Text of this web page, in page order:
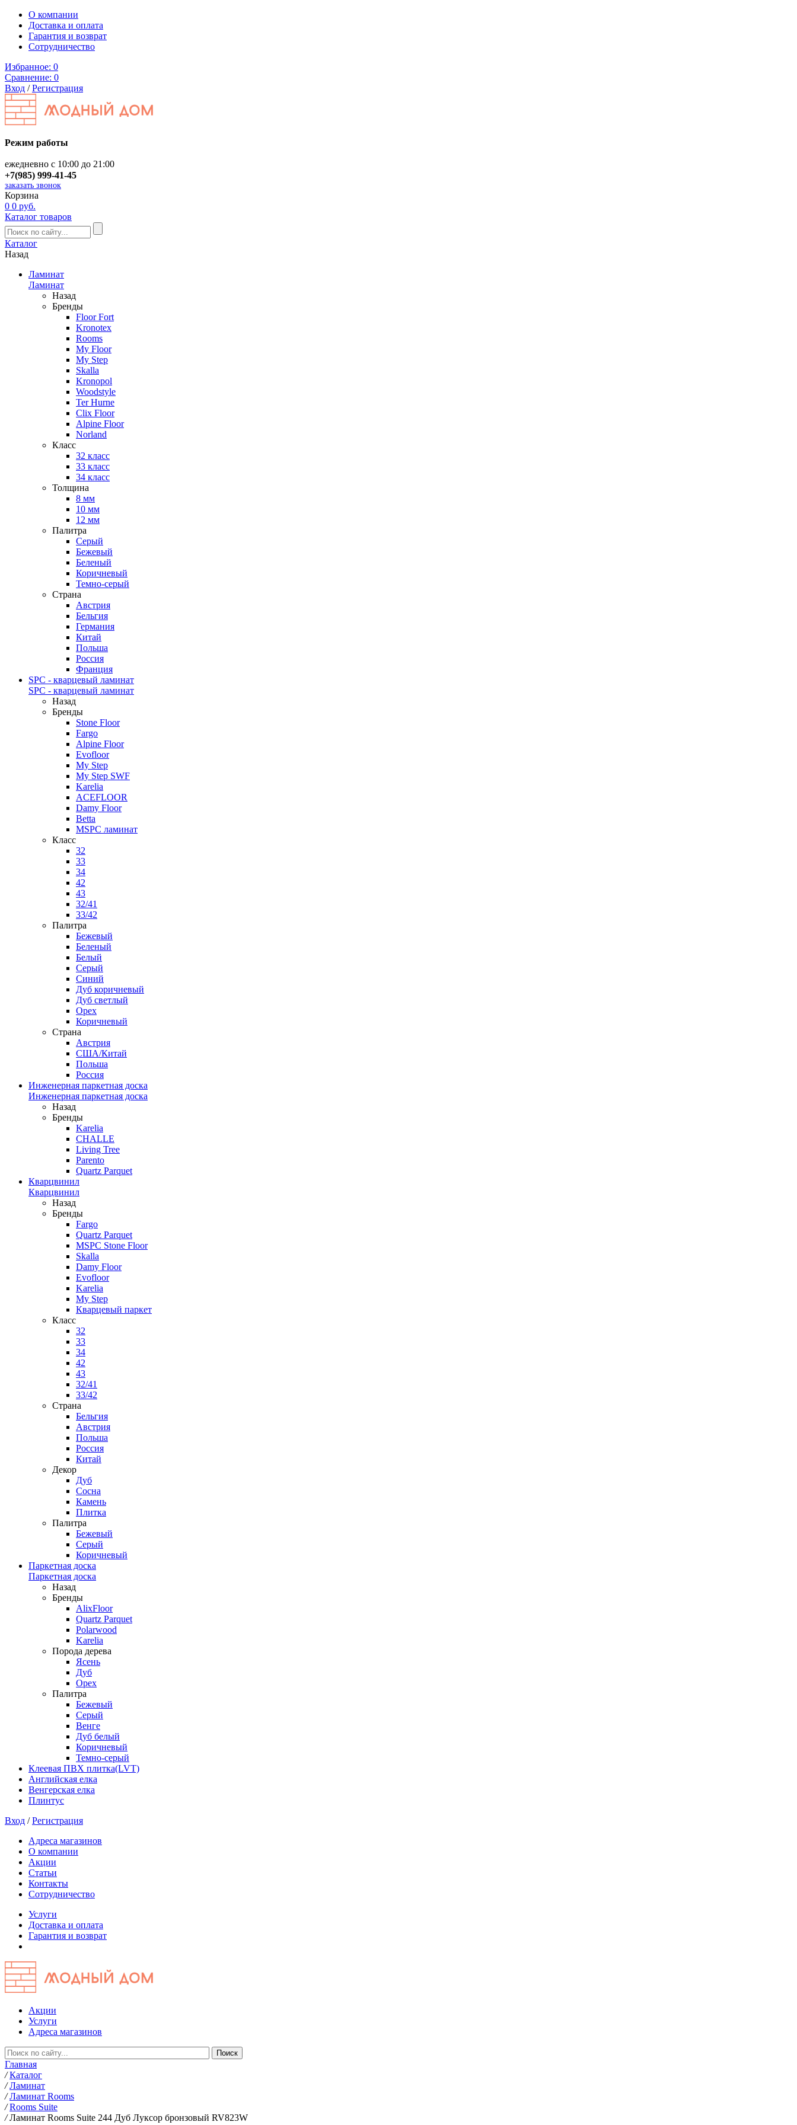
О компании
Доставка и оплата
Гарантия и возврат
Сотрудничество
Избранное: 0
Сравнение: 0
Вход /Регистрация
Режим работы
ежедневно с 10:00 до 21:00
+7(985) 999-41-45
заказать звонок
Корзина
0 0 руб.
Каталог товаров
Каталог
Назад
Ламинат
Ламинат
Назад
Бренды
Floor Fort
Kronotex
Rooms
My Floor
My Step
Skalla
Kronopol
Woodstyle
Ter Hurne
Clix Floor
Alpine Floor
Norland
Класс
32 класс
33 класс
34 класс
Толщина
8 мм
10 мм
12 мм
Палитра
Серый
Бежевый
Беленый
Коричневый
Темно-серый
Страна
Австрия
Бельгия
Германия
Китай
Польша
Россия
Франция
SPC - кварцевый ламинат
SPC - кварцевый ламинат
Назад
Бренды
Stone Floor
Fargo
Alpine Floor
Evofloor
My Step
My Step SWF
Karelia
ACEFLOOR
Damy Floor
Betta
MSPC ламинат
Класс
32
33
34
42
43
32/41
33/42
Палитра
Бежевый
Беленый
Белый
Серый
Синий
Дуб коричневый
Дуб светлый
Орех
Коричневый
Страна
Австрия
США/Китай
Польша
Россия
Инженерная паркетная доска
Инженерная паркетная доска
Назад
Бренды
Karelia
CHALLE
Living Tree
Parento
Quartz Parquet
Кварцвинил
Кварцвинил
Назад
Бренды
Fargo
Quartz Parquet
MSPC Stone Floor
Skalla
Damy Floor
Evofloor
Karelia
My Step
Кварцевый паркет
Класс
32
33
34
42
43
32/41
33/42
Страна
Бельгия
Австрия
Польша
Россия
Китай
Декор
Дуб
Сосна
Камень
Плитка
Палитра
Бежевый
Серый
Коричневый
Паркетная доска
Паркетная доска
Назад
Бренды
AlixFloor
Quartz Parquet
Polarwood
Karelia
Порода дерева
Ясень
Дуб
Орех
Палитра
Бежевый
Серый
Венге
Дуб белый
Коричневый
Темно-серый
Клеевая ПВХ плитка(LVT)
Английская елка
Венгерская елка
Плинтус
Вход /Регистрация
Адреса магазинов
О компании
Акции
Статьи
Контакты
Сотрудничество
Услуги
Доставка и оплата
Гарантия и возврат
Акции
Услуги
Адреса магазинов
Главная
/ Каталог
/ Ламинат
/ Ламинат Rooms
/ Rooms Suite
/ Ламинат Rooms Suite 244 Дуб Луксор бронзовый RV823W